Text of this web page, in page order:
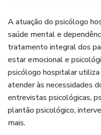
A atuação do psicólogo
saúde mental e
tratamento integral dos
estar emocional e
psicólogo hospitalar
atender às necessidades
entrevistas psicológicas,
plantão psicológico,
mais.